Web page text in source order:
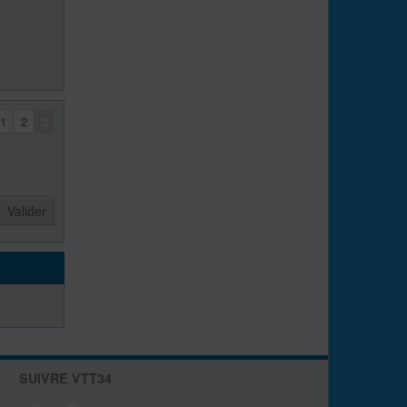
1 2
SUIVRE VTT34